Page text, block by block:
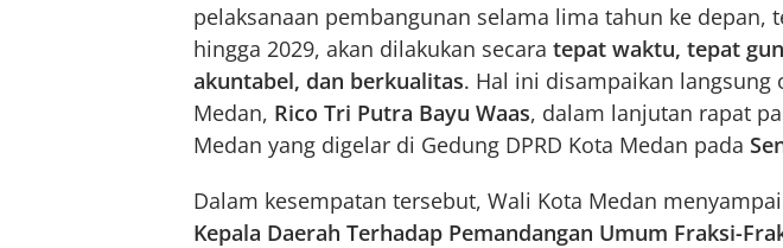
pelaksanaan pembangunan selama lima tahun ke depan,
hingga 2029, akan dilakukan secara tepat waktu, tepat
akuntabel, dan berkualitas. Hal ini disampaikan langsung
Medan, Rico Tri Putra Bayu Waas, dalam lanjutan rapat
Medan yang digelar di Gedung DPRD Kota Medan pada
Dalam kesempatan tersebut, Wali Kota Medan
Kepala Daerah Terhadap Pemandangan Umum Fraksi-